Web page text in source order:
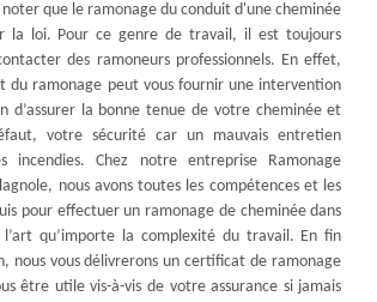
que le ramonage du conduit d'une cheminée
la loi. Pour ce genre de travail, il est toujours
des ramoneurs professionnels. En effet,
du ramonage peut vous fournir une intervention
d’assurer la bonne tenue de votre cheminée et
votre sécurité car un mauvais entretien
incendies. Chez notre entreprise Ramonage
nous avons toutes les compétences et les
pour effectuer un ramonage de cheminée dans
l’art qu’importe la complexité du travail. En fin
nous vous délivrerons un certificat de ramonage
être utile vis-à-vis de votre assurance si jamais